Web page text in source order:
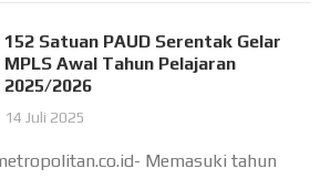
152 Satuan PAUD Serentak Gelar
MPLS Awal Tahun Pelajaran
2025/2026
14 Juli 2025
Memasuki tahun